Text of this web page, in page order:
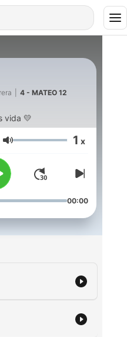
4 - MATEO 12
vida 💛
Volumen 1 x
00:00